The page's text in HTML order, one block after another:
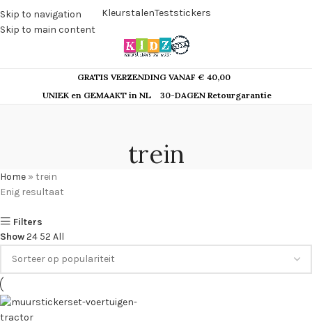
Skip to navigation
Skip to main content
KleurstalenTeststickers
GRATIS VERZENDING VANAF € 40,00
UNIEK en GEMAAKT in NL
30-DAGEN Retourgarantie
trein
Home » trein
Enig resultaat
Filters
Show24 52 All